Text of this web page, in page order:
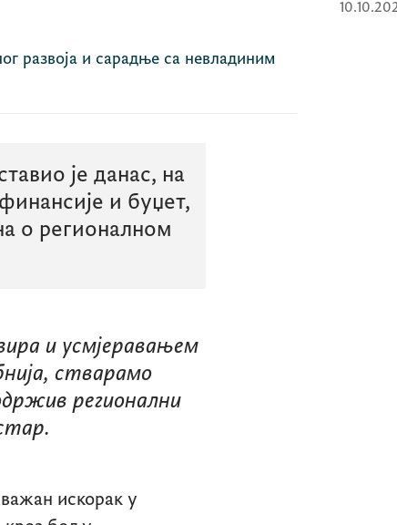
развоја и сарадње са невладиним
је данас, на
и буџет,
о регионалном
и усмјеравањем
стварамо
регионални
искорак у